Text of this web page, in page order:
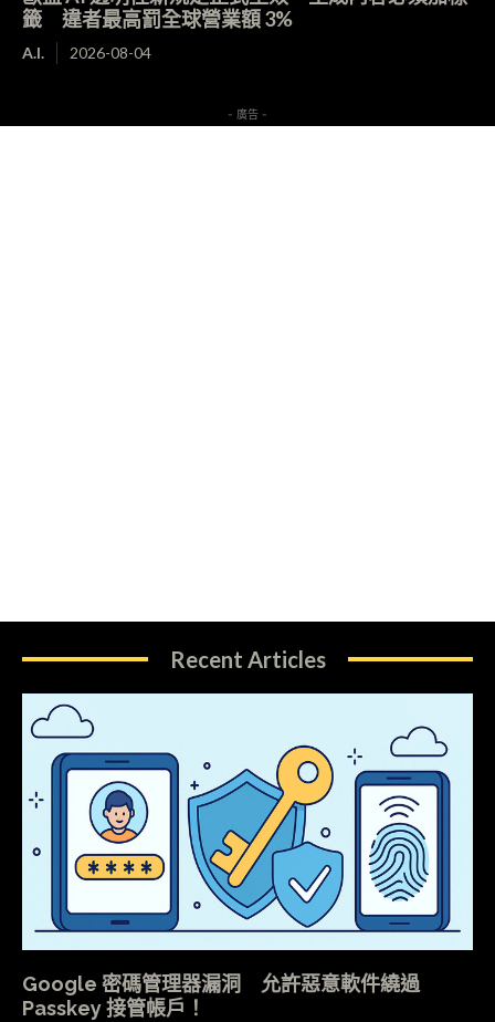
籤 違者最高罰全球營業額 3%
A.I. 2026-08-04
- 廣告 -
Recent Articles
Google 密碼管理器漏洞 允許惡意軟件繞過
Passkey 接管帳戶！